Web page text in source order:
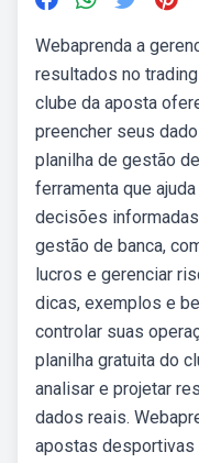
Webaprenda a
resultados no
clube da aposta
preencher seus
planilha de gestão
ferramenta que
decisões
gestão de banca,
lucros e gerenciar
dicas, exemplos e
controlar suas
planilha gratuita do
analisar e projetar
dados reais.
apostas desportivas